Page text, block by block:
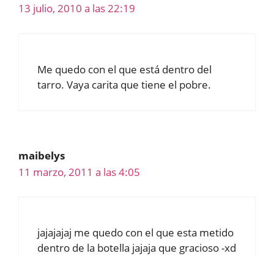
13 julio, 2010 a las 22:19
Me quedo con el que está dentro del
tarro. Vaya carita que tiene el pobre.
maibelys
11 marzo, 2011 a las 4:05
jajajajaj me quedo con el que esta metido
dentro de la botella jajaja que gracioso -xd